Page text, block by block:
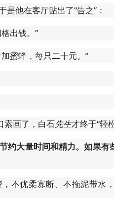
他在客厅贴出了“告之”：
出钱。”
蜜蜂，每只二十元。”
索画了，白石先生才终于“轻
约大量时间和精力。如果
不优柔寡断、不拖泥带水